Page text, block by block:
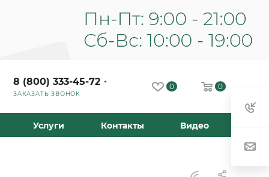
8 (800) 333-45-72
ЗАКАЗАТЬ ЗВОНОК
0 0
Услуги Контакты Видео